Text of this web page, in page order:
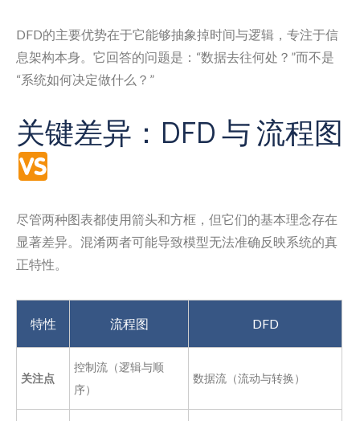
DFD的主要优势在于它能够抽象掉时间与逻辑，专注于信
息架构本身。它回答的问题是：“数据去往何处？”而不是
“系统如何决定做什么？”
关键差异：DFD 与 流程图
尽管两种图表都使用箭头和方框，但它们的基本理念存在
显著差异。混淆两者可能导致模型无法准确反映系统的真
正特性。
特性 流程图 DFD
关注点
控制流（逻辑与顺
序）
数据流（流动与转换）